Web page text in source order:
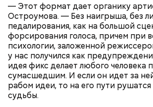
— Этот формат дает органику
Остроумова. — Без наигрыша, без
педалирования, как на большой
форсирования голоса, причем при
психологии, заложенной
у нас получился как
идея фикс делает любого человека
сумасшедшим. И если он идет за
рабом идеи, то на его пути рушатся
судьбы.
Однако диетолог предупредила: не
может быть полезна. В первую
есть с осторожностью людям:
Вовсю идет и сезон черешни.
узнала у врача — эндокринолога-
Натальи Лазуренко,как правильно
пользой для здоровья.